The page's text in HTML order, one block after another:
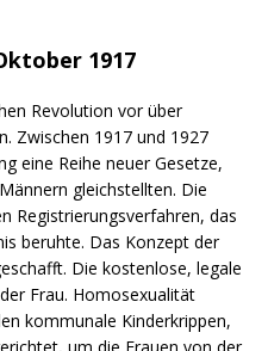
1917
Revolution vor über
Zwischen 1917 und 1927
eine Reihe neuer Gesetze,
gleichstellten. Die
Registrierungsverfahren, das
beruhte. Das Konzept der
Die kostenlose, legale
Frau. Homosexualität
kommunale Kinderkrippen,
um die Frauen von der